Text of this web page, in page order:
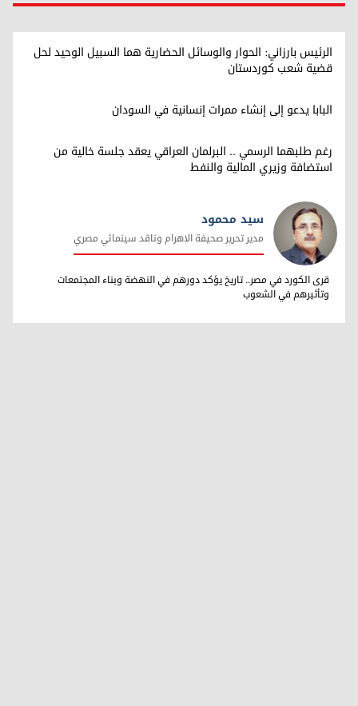
الرئيس بارزاني: الحوار والوسائل الحضارية هما السبيل الوحيد لحل
قضية شعب كوردستان
البابا يدعو إلى إنشاء ممرات إنسانية في السودان
رغم طلبهما الرسمي .. البرلمان العراقي يعقد جلسة خالية من
استضافة وزيري المالية والنفط
سيد محمود
سيد محمود
مدير تحرير صحيفة الاهرام وناقد سينمائي مصري
قرى الكورد في مصر.. تاريخ يؤكد دورهم في النهضة وبناء المجتمعات
وتأثيرهم في الشعوب